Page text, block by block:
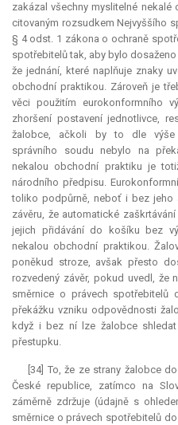
zakázal všechny myslitelné
citovaným rozsudkem Nejvyššího
§ 4 odst. 1 zákona o ochraně
spotřebitelů tak, aby bylo
že jednání, které naplňuje znaky
obchodní praktikou. Zároveň je
věci použitím eurokonformního
zhoršení postavení jednotlivce,
žalobce, ačkoli by to dle výše
správního soudu nebylo na
nekalou obchodní praktiku je
národního předpisu.
toliko podpůrně, neboť i bez jeho
závěru, že automatické
jejich přidávání do košíku bez
nekalou obchodní praktikou.
poněkud stroze, avšak přesto
rozvedený závěr, pokud uvedl, že
směrnice o právech spotřebitelů
překážku vzniku odpovědnosti
když i bez ní lze žalobce
přestupku.
[34] To, že ze strany žalobce
České republice, zatímco na
záměrně zdržuje (údajně s
směrnice o právech spotřebitelů